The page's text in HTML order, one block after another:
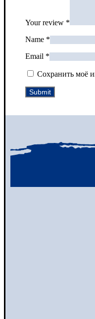
Your review *
Name *
Email *
Сохранить моё